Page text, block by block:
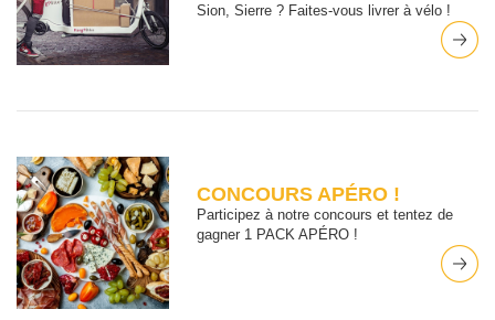
Sion, Sierre ? Faites-vous livrer à vélo !
CONCOURS APÉRO !
Participez à notre concours et tentez de
gagner 1 PACK APÉRO !